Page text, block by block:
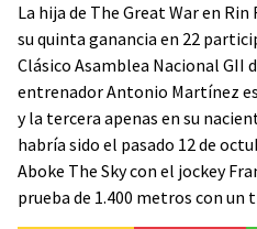
La hija de The Great War en
su quinta ganancia en 22
Clásico Asamblea Nacional GII
entrenador Antonio Martínez
y la tercera apenas en su
habría sido el pasado 12 de
Aboke The Sky con el jockey
prueba de 1.400 metros con un